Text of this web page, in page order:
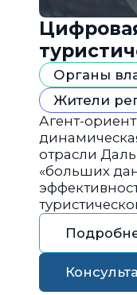
Органы
Жители
Агент-
отрасли
«больших